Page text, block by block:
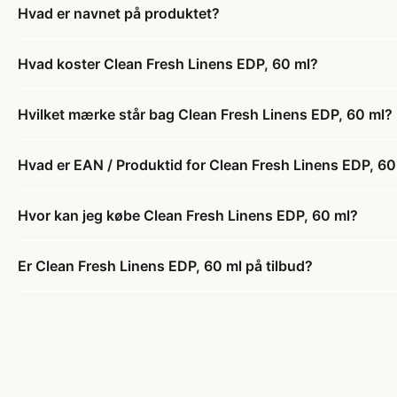
Hvad er navnet på produktet?
Hvad koster Clean Fresh Linens EDP, 60 ml?
Hvilket mærke står bag Clean Fresh Linens EDP, 60 ml?
Hvad er EAN / Produktid for Clean Fresh Linens EDP,
Hvor kan jeg købe Clean Fresh Linens EDP, 60 ml?
Er Clean Fresh Linens EDP, 60 ml på tilbud?